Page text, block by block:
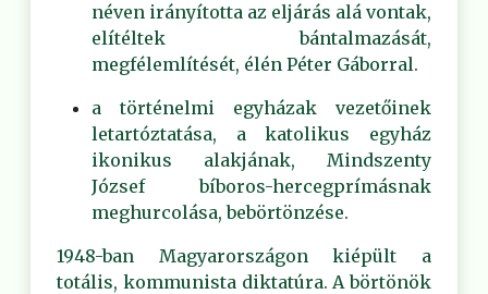
néven irányította az eljárás alá vontak,
elítéltek bántalmazását,
megfélemlítését, élén Péter Gáborral.
a történelmi egyházak vezetőinek
letartóztatása, a katolikus egyház
ikonikus alakjának, Mindszenty
József bíboros-hercegprímásnak
meghurcolása, bebörtönzése.
1948-ban Magyarországon kiépült a
totális, kommunista diktatúra. A börtönök